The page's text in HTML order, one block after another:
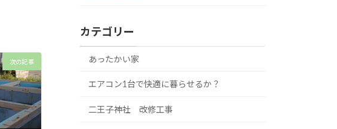
次の記事
カテゴリー
あったかい家
エアコン1台で快適に暮らせるか？
二王子神社 改修工事